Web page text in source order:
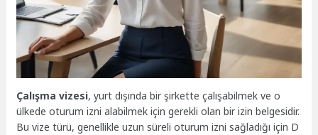
Çalışma vizesi, yurt dışında bir şirkette çalışabilmek ve o
ülkede oturum izni alabilmek için gerekli olan bir izin belgesidir.
Bu vize türü, genellikle uzun süreli oturum izni sağladığı için D